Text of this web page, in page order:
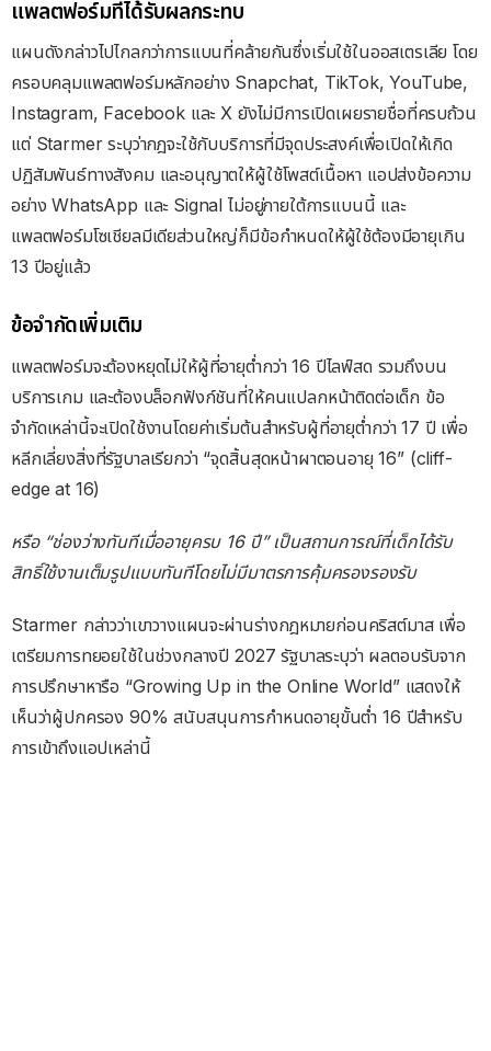
แพลตฟอร์มที่ได้รับผลกระทบ
แผนดังกล่าวไปไกลกว่าการแบนที่คล้ายกันซึ่งเริ่มใช้ในออสเตรเลีย โดย
ครอบคลุมแพลตฟอร์มหลักอย่าง Snapchat, TikTok, YouTube,
Instagram, Facebook และ X ยังไม่มีการเปิดเผยรายชื่อที่ครบถ้วน
แต่ Starmer ระบุว่ากฎจะใช้กับบริการที่มีจุดประสงค์เพื่อเปิดให้เกิด
ปฏิสัมพันธ์ทางสังคม และอนุญาตให้ผู้ใช้โพสต์เนื้อหา แอปส่งข้อความ
อย่าง WhatsApp และ Signal ไม่อยู่ภายใต้การแบนนี้ และ
แพลตฟอร์มโซเชียลมีเดียส่วนใหญ่ก็มีข้อกำหนดให้ผู้ใช้ต้องมีอายุเกิน
13 ปีอยู่แล้ว
ข้อจำกัดเพิ่มเติม
แพลตฟอร์มจะต้องหยุดไม่ให้ผู้ที่อายุต่ำกว่า 16 ปีไลฟ์สด รวมถึงบน
บริการเกม และต้องบล็อกฟังก์ชันที่ให้คนแปลกหน้าติดต่อเด็ก ข้อ
จำกัดเหล่านี้จะเปิดใช้งานโดยค่าเริ่มต้นสำหรับผู้ที่อายุต่ำกว่า 17 ปี เพื่อ
หลีกเลี่ยงสิ่งที่รัฐบาลเรียกว่า “จุดสิ้นสุดหน้าผาตอนอายุ 16” (cliff-
edge at 16)
หรือ “ช่องว่างทันทีเมื่ออายุครบ 16 ปี” เป็นสถานการณ์ที่เด็กได้รับ
สิทธิ์ใช้งานเต็มรูปแบบทันทีโดยไม่มีมาตรการคุ้มครองรองรับ
Starmer กล่าวว่าเขาวางแผนจะผ่านร่างกฎหมายก่อนคริสต์มาส เพื่อ
เตรียมการทยอยใช้ในช่วงกลางปี 2027 รัฐบาลระบุว่า ผลตอบรับจาก
การปรึกษาหารือ “Growing Up in the Online World” แสดงให้
เห็นว่าผู้ปกครอง 90% สนับสนุนการกำหนดอายุขั้นต่ำ 16 ปีสำหรับ
การเข้าถึงแอปเหล่านี้